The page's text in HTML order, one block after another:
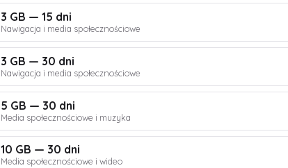
3 GB — 15 dni
Nawigacja i media społecznościowe
3 GB — 30 dni
Nawigacja i media społecznościowe
5 GB — 30 dni
Media społecznościowe i muzyka
10 GB — 30 dni
Media społecznościowe i wideo